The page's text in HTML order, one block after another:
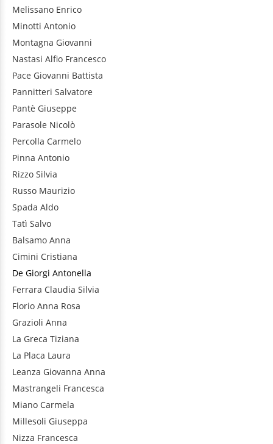
Melissano Enrico
Minotti Antonio
Montagna Giovanni
Nastasi Alfio Francesco
Pace Giovanni Battista
Pannitteri Salvatore
Pantè Giuseppe
Parasole Nicolò
Percolla Carmelo
Pinna Antonio
Rizzo Silvia
Russo Maurizio
Spada Aldo
Tatì Salvo
Balsamo Anna
Cimini Cristiana
De Giorgi Antonella
Ferrara Claudia Silvia
Florio Anna Rosa
Grazioli Anna
La Greca Tiziana
La Placa Laura
Leanza Giovanna Anna
Mastrangeli Francesca
Miano Carmela
Millesoli Giuseppa
Nizza Francesca